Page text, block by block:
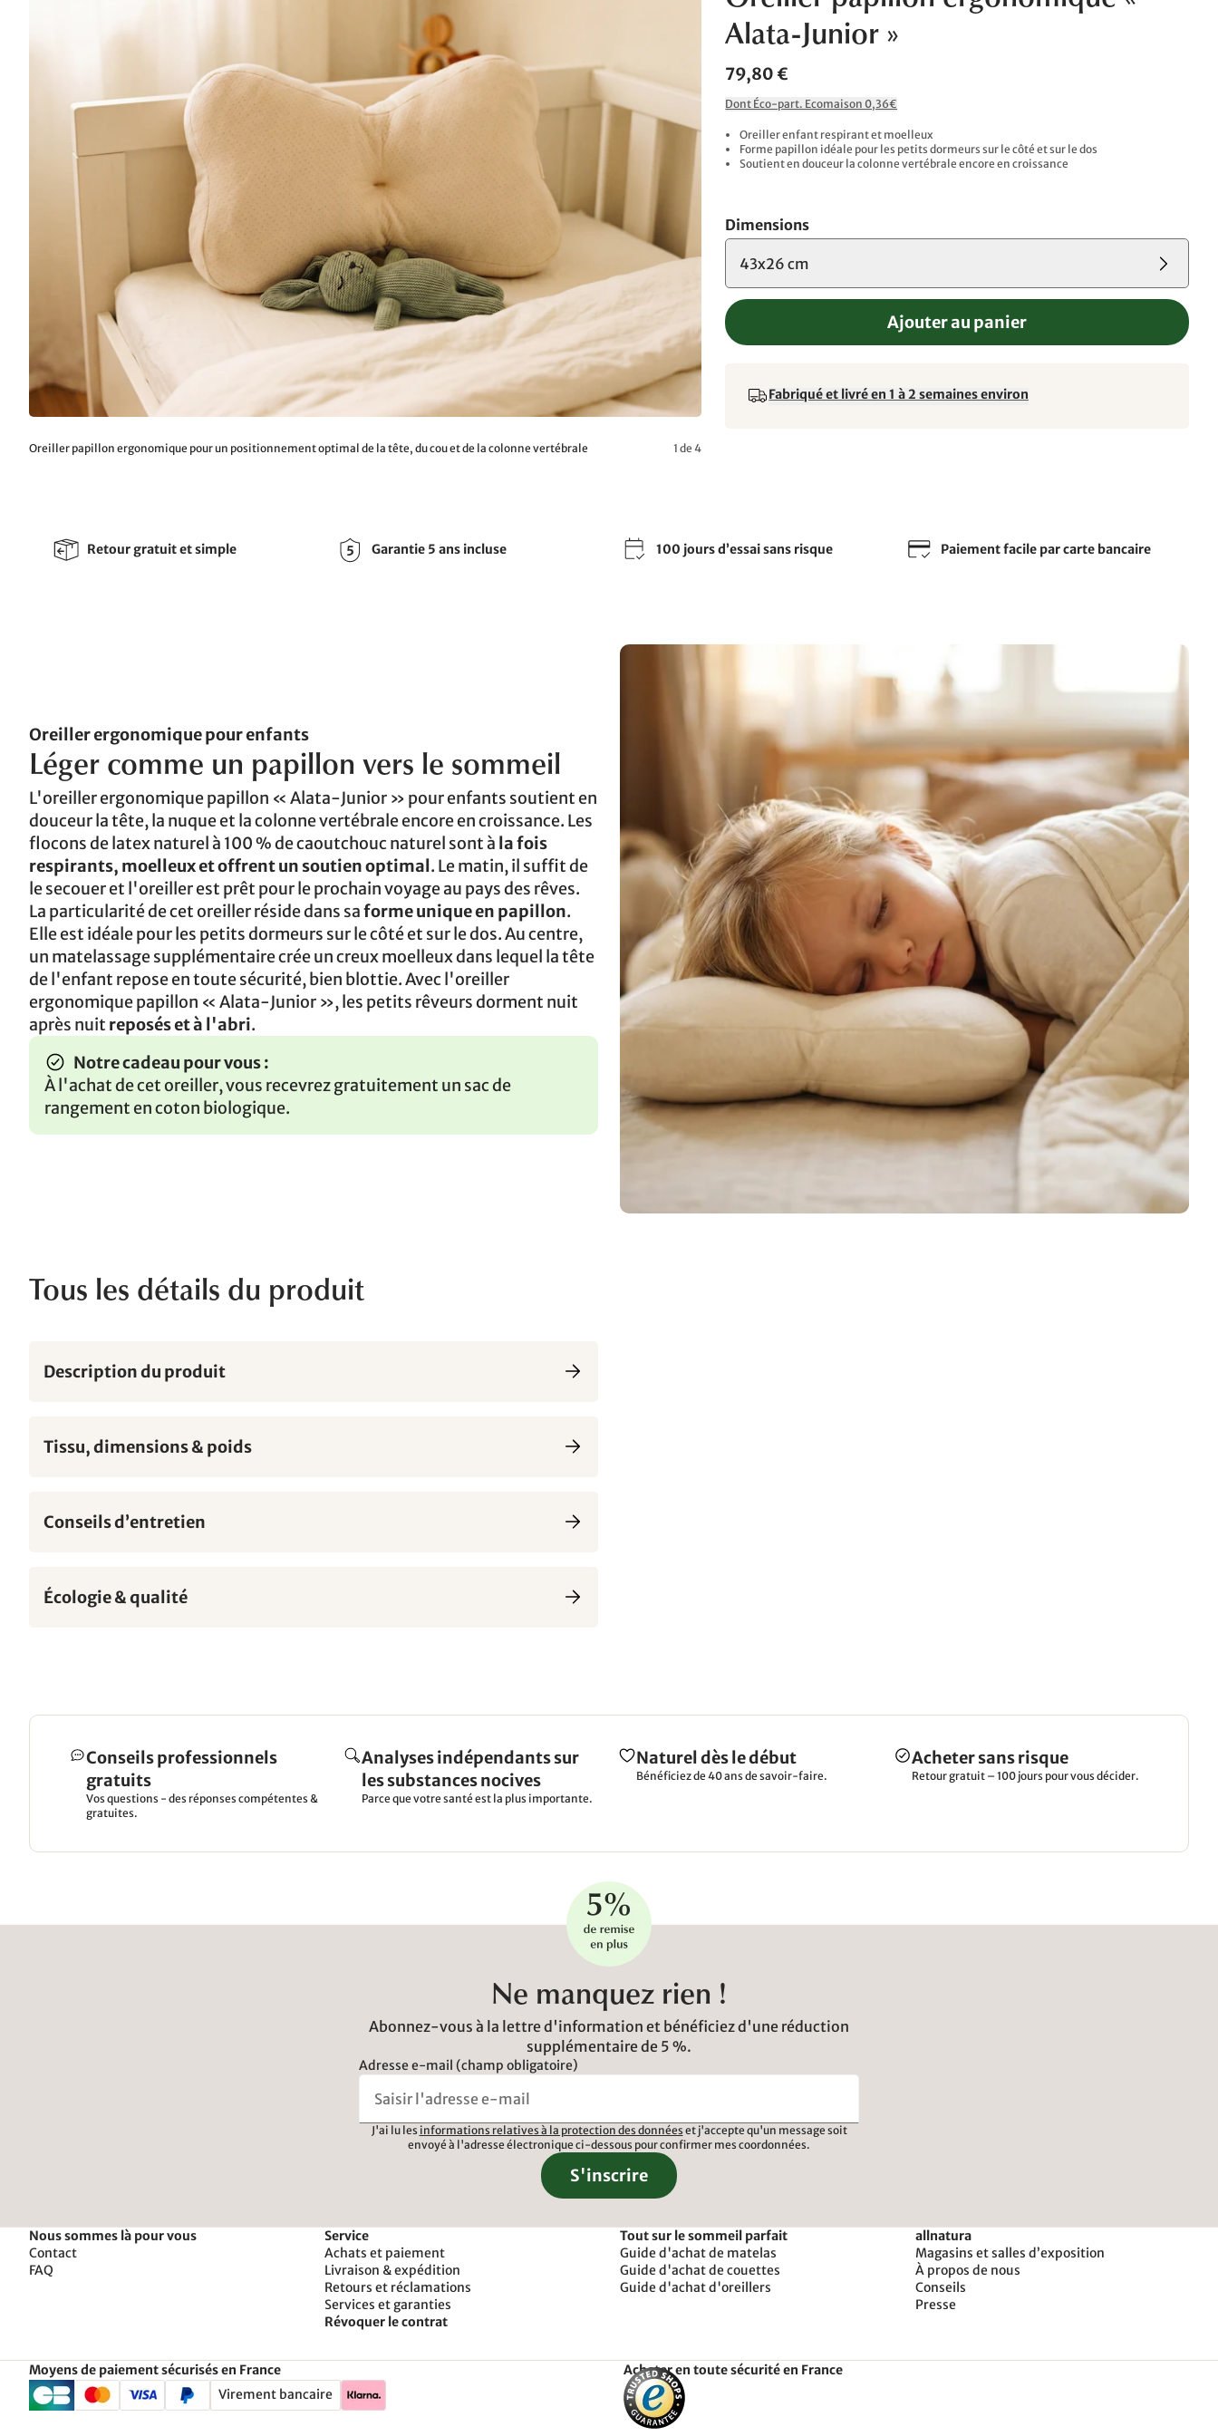
Oreiller papillon ergonomique pour un positionnement optimal de la tête, du cou et de la colonne vertébrale 1 de 4
Alata-Junior »
79,80 €
Dont Éco-part. Ecomaison 0,36€
Oreiller enfant respirant et moelleux
Forme papillon idéale pour les petits dormeurs sur le côté et sur le dos
Soutient en douceur la colonne vertébrale encore en croissance
Dimensions
43x26 cm
Ajouter au panier
Fabriqué et livré en 1 à 2 semaines environ
Retour gratuit et simple Garantie 5 ans incluse 100 jours d’essai sans risque Paiement facile par carte bancaire
Oreiller ergonomique pour enfants
Léger comme un papillon vers le sommeil
L'oreiller ergonomique papillon « Alata-Junior » pour enfants soutient en
douceur la tête, la nuque et la colonne vertébrale encore en croissance. Les
flocons de latex naturel à 100 % de caoutchouc naturel sont à la fois
respirants, moelleux et offrent un soutien optimal. Le matin, il suffit de
le secouer et l'oreiller est prêt pour le prochain voyage au pays des rêves.
La particularité de cet oreiller réside dans saforme unique en papillon.
Elle est idéale pour les petits dormeurs sur le côté et sur le dos. Au centre,
un matelassage supplémentaire crée un creux moelleux dans lequel la tête
de l'enfant repose en toute sécurité, bien blottie. Avec l'oreiller
ergonomique papillon « Alata-Junior », les petits rêveurs dorment nuit
après nuit reposés et à l'abri.
Notre cadeau pour vous :
À l'achat de cet oreiller, vous recevrez gratuitement un sac de
rangement en coton biologique.
Tous les détails du produit
Description du produit
Tissu, dimensions & poids
Conseils d’entretien
Écologie & qualité
Conseils professionnels
gratuits
Vos questions - des réponses compétentes &
gratuites.
Analyses indépendants sur
les substances nocives
Parce que votre santé est la plus importante.
Naturel dès le début
Bénéficiez de 40 ans de savoir-faire.
Acheter sans risque
Retour gratuit – 100 jours pour vous décider.
Ne manquez rien !
Abonnez-vous à la lettre d'information et bénéficiez d'une réduction
supplémentaire de 5 %.
Adresse e-mail (champ obligatoire)
J'ai lu les informations relatives à la protection des données et j'accepte qu'un message soit
envoyé à l'adresse électronique ci-dessous pour confirmer mes coordonnées.
S'inscrire
Nous sommes là pour vous
Contact
FAQ
Service
Achats et paiement
Livraison & expédition
Retours et réclamations
Services et garanties
Révoquer le contrat
Tout sur le sommeil parfait
Guide d'achat de matelas
Guide d'achat de couettes
Guide d'achat d'oreillers
allnatura
Magasins et salles d’exposition
À propos de nous
Conseils
Presse
Moyens de paiement sécurisés en France
Virement bancaire
Acheter en toute sécurité en France